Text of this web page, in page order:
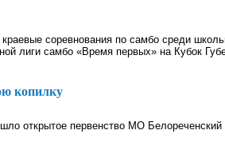
соревнования по самбо среди
лиги самбо «Время первых» на Кубок
копилку
открытое первенство МО